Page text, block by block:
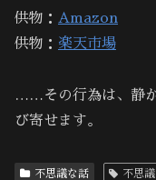
供物： Amazon
供物： 楽天市場
……その行為は、静
び寄せます。
不思議な話 不思